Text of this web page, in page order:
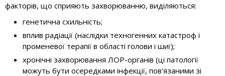
факторів, що сприяють захворюванню, виділяються:
генетична схильність;
вплив радіації (наслідки техногенних катастроф і
променевої терапії в області голови і шиї);
хронічні захворювання ЛОР-органів (ці патології
можуть бути осередками інфекції, пов'язаними зі